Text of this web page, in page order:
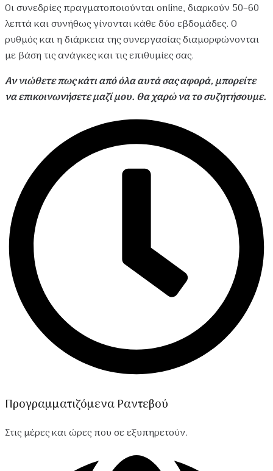
Οι συνεδρίες πραγματοποιούνται online, διαρκούν 50–60
λεπτά και συνήθως γίνονται κάθε δύο εβδομάδες. Ο
ρυθμός και η διάρκεια της συνεργασίας διαμορφώνονται
με βάση τις ανάγκες και τις επιθυμίες σας.
Αν νιώθετε πως κάτι από όλα αυτά σας αφορά, μπορείτε
να επικοινωνήσετε μαζί μου.Θα χαρώ να το συζητήσουμε.
Προγραμματιζόμενα Ραντεβού
Στις μέρες και ώρες που σε εξυπηρετούν.